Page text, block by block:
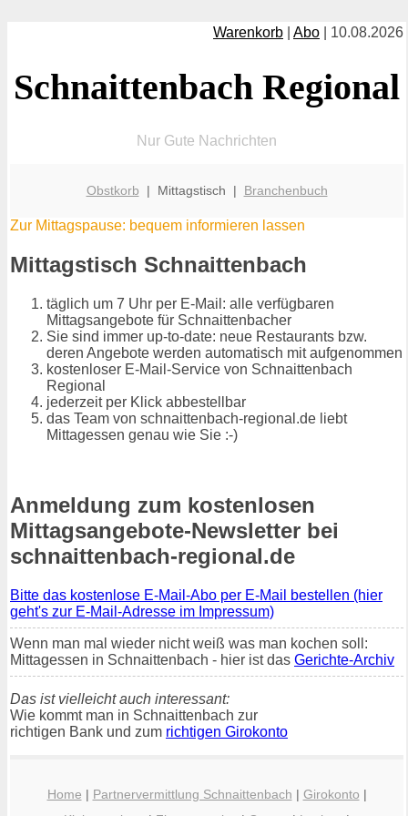
Warenkorb Abo | 10.08.2026
Schnaittenbach Regional
Nur Gute Nachrichten
Obstkorb | Mittagstisch | Branchenbuch
Zur Mittagspause: bequem informieren lassen
Mittagstisch Schnaittenbach
täglich um 7 Uhr per E-Mail: alle verfügbaren
Mittagsangebote für Schnaittenbacher
Sie sind immer up-to-date: neue Restaurants bzw.
deren Angebote werden automatisch mit aufgenommen
kostenloser E-Mail-Service von Schnaittenbach
Regional
jederzeit per Klick abbestellbar
das Team von schnaittenbach-regional.de liebt
Mittagessen genau wie Sie :-)
Anmeldung zum kostenlosen
Mittagsangebote-Newsletter bei
schnaittenbach-regional.de
Bitte das kostenlose E-Mail-Abo per E-Mail bestellen (hier
geht's zur E-Mail-Adresse im Impressum)
Wenn man mal wieder nicht weiß was man kochen soll:
Mittagessen in Schnaittenbach - hier ist das Gerichte-Archiv
Das ist vielleicht auch interessant:
Wie kommt man in Schnaittenbach zur
richtigen Bank und zum richtigen Girokonto
Home | Partnervermittlung Schnaittenbach | Girokonto |